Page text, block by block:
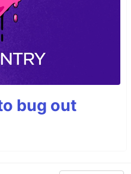
bug out